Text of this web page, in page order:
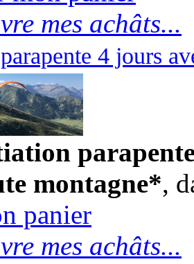
mes achâts...
4 jours
montagne*,
panier
mes achâts...